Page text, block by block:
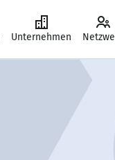
Unternehmen